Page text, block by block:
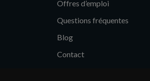
Offres d’emploi
Questions fréquentes
Blog
Contact